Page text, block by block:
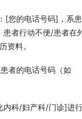
[您的电话号码]，系
者行动不便/患者在
资料。
者的电话号码（如
内科/妇产科/门诊]进